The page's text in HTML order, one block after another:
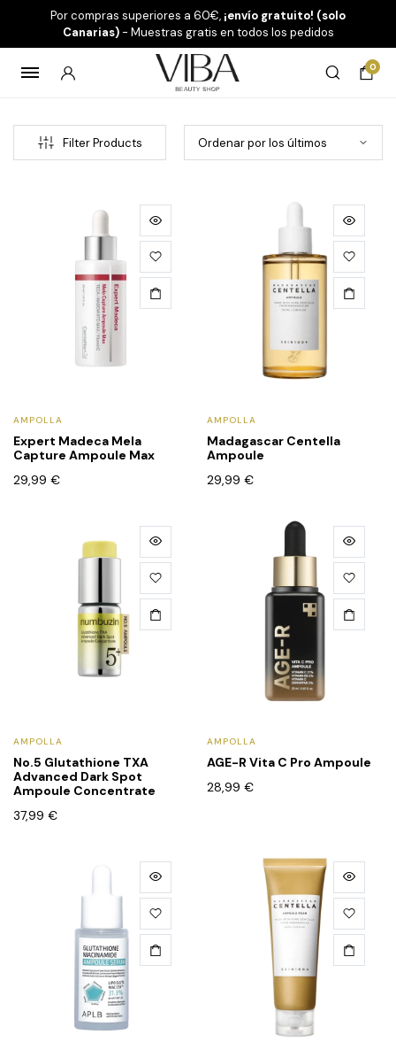
Por compras superiores a 60€, ¡envío gratuito! (solo
Canarias)- Muestras gratis en todos los pedidos
0
Filter Products
AMPOLLA
Expert Madeca Mela
Capture Ampoule Max
29,99 €
AMPOLLA
Madagascar Centella
Ampoule
29,99 €
AMPOLLA
No.5 Glutathione TXA
Advanced Dark Spot
Ampoule Concentrate
37,99 €
AMPOLLA
AGE-R Vita C Pro Ampoule
28,99 €